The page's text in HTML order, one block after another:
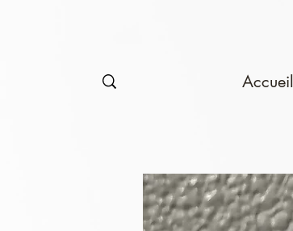
Accueil